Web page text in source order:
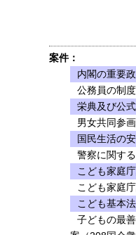
案件：
内閣の重要
公務員の制
栄典及び公
男女共同参
国民生活の
警察に関す
こども家庭
こども家庭
こども基本
子どもの最